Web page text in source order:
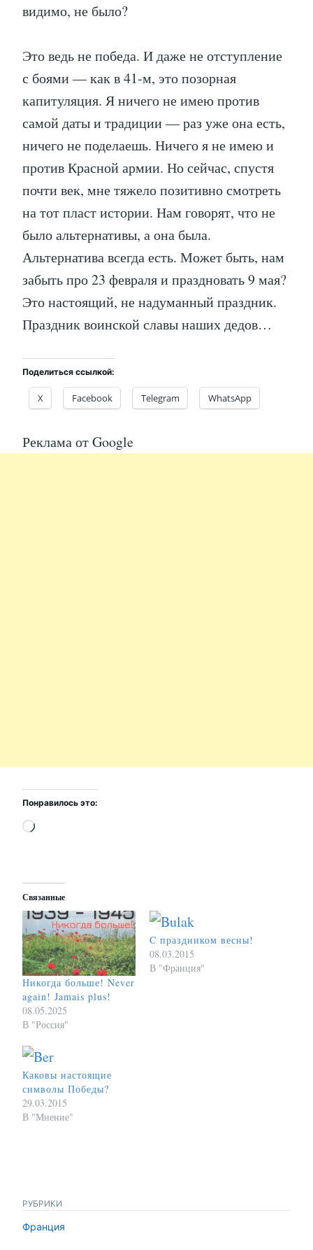
видимо, не было?
Это ведь не победа. И даже не отступление
с боями — как в 41-м, это позорная
капитуляция. Я ничего не имею против
самой даты и традиции — раз уже она есть,
ничего не поделаешь. Ничего я не имею и
против Красной армии. Но сейчас, спустя
почти век, мне тяжело позитивно смотреть
на тот пласт истории. Нам говорят, что не
было альтернативы, а она была.
Альтернатива всегда есть. Может быть, нам
забыть про 23 февраля и праздновать 9 мая?
Это настоящий, не надуманный праздник.
Праздник воинской славы наших дедов…
Поделиться ссылкой:
X Facebook Telegram WhatsApp
Реклама от Google
Понравилось это:
Загрузка…
Связанные
Никогда больше! Never
again! Jamais plus!
08.05.2025
В "Россия"
C праздником весны!
08.03.2015
В "Франция"
Каковы настоящие
символы Победы?
29.03.2015
В "Мнение"
РУБРИКИ
Франция